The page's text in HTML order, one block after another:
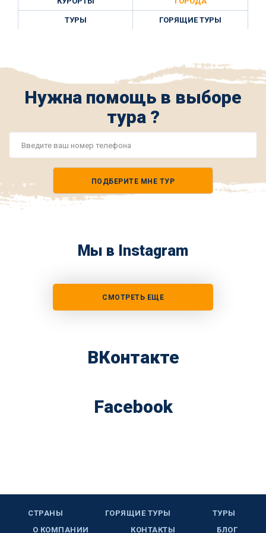
ТУРЫ ГОРЯЩИЕ ТУРЫ
Нужна помощь в выборе
тура ?
ПОДБЕРИТЕ МНЕ ТУР
Мы в Instagram
СМОТРЕТЬ ЕЩЕ
ВКонтакте
Facebook
СТРАНЫ ГОРЯЩИЕ ТУРЫ
ТУРЫ
О КОМПАНИИ
КОНТАКТЫ БЛОГ